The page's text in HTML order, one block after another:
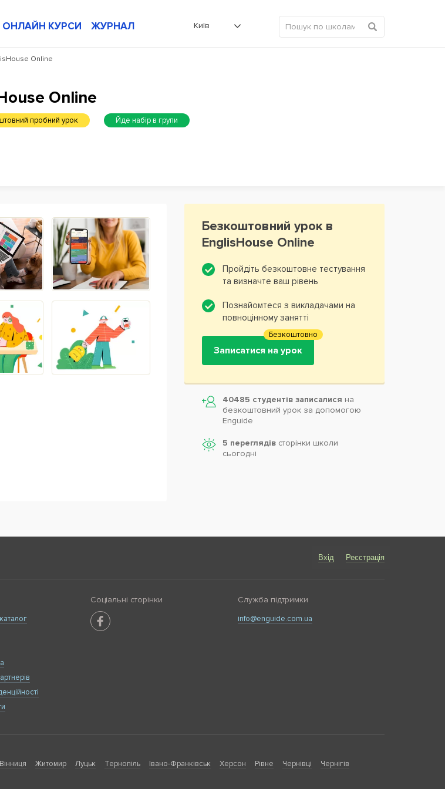
ОНЛАЙН КУРСИ ЖУРНАЛ Київ
Online
Online
пробний урок Йде набір в групи
Безкоштовний урок в
EnglisHouse Online
Пройдіть безкоштовне тестування
та визначте ваш рівень
Познайомтеся з викладачами на
повноцінному занятті
Записатися на урок
Безкоштовно
40485 студентів записалися на
безкоштовний урок за допомогою
Enguide
5 переглядівсторінки школи
cьогодні
Вхід Реєстрація
Соціальні сторінки Служба підтримки
info@enguide.com.ua
Вінниця Житомир Луцьк Тернопіль Івано-Франківськ Херсон Рівне Чернівці
Чернігів